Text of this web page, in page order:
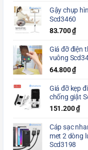
Gậy chụp
Scd3460
83.700₫
Giá đỡ điện
vuông
64.800₫
Giá đỡ kẹp
chống giật
151.200₫
Cáp sạc
met 2 dòng
Scd3198